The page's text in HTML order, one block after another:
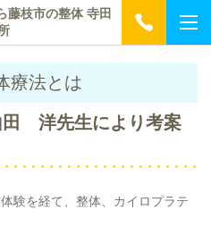
藤枝市の整体 寺田
療法とは
田 洋先生により考案
験を経て、整体、カイロプラテ